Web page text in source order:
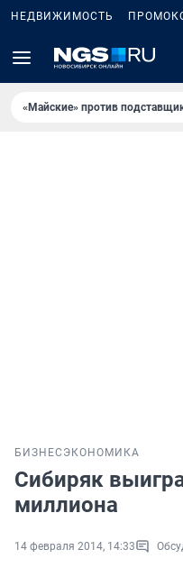
НЕДВИЖИМОСТЬ
«Майские» против
БИЗНЕС ЭКОНОМИКА
Сибиряк
миллиона
14 февраля 2014, 14:33